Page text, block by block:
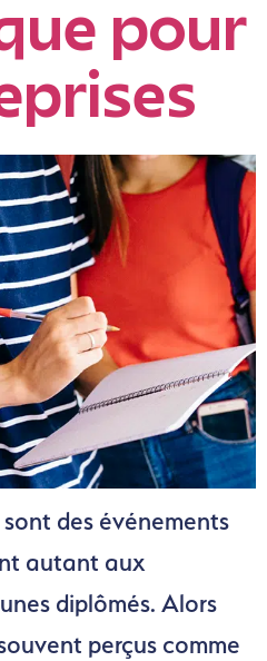
pour
des événements
autant aux
diplômés. Alors
perçus comme